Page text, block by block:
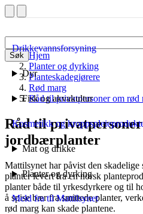
Søk
Drikkevannsforsyning
Dyr
Fisk og akvakultur
Kosmetikk og
Mat og drikke
Planter og dyrking
Meld fra til Mattilsynet
Hjem
Planter og dyrking
Planteskadegjørere
Rød marg
Råd til privatpersoner om
Råd til
jordbærplanter
Mattilsynet har påvist den
planter levert fra en norsk
planter både til yrkes­dyrkere og til
å spise bær fra smittede planter,
rød marg kan skade plantene.